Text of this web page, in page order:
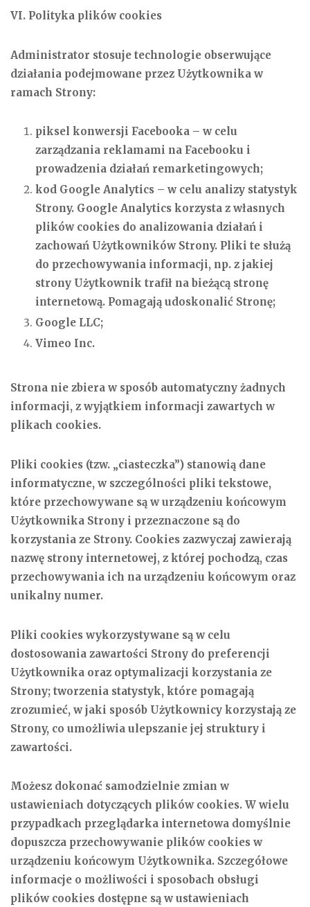
VI. Polityka plików cookies
Administrator stosuje technologie obserwujące
działania podejmowane przez Użytkownika w
ramach Strony:
piksel konwersji Facebooka – w celu
zarządzania reklamami na Facebooku i
prowadzenia działań remarketingowych;
kod Google Analytics – w celu analizy statystyk
Strony. Google Analytics korzysta z własnych
plików cookies do analizowania działań i
zachowań Użytkowników Strony. Pliki te służą
do przechowywania informacji, np. z jakiej
strony Użytkownik trafił na bieżącą stronę
internetową. Pomagają udoskonalić Stronę;
Google LLC;
Vimeo Inc.
Strona nie zbiera w sposób automatyczny żadnych
informacji, z wyjątkiem informacji zawartych w
plikach cookies.
Pliki cookies (tzw. „ciasteczka”) stanowią dane
informatyczne, w szczególności pliki tekstowe,
które przechowywane są w urządzeniu końcowym
Użytkownika Strony i przeznaczone są do
korzystania ze Strony. Cookies zazwyczaj zawierają
nazwę strony internetowej, z której pochodzą, czas
przechowywania ich na urządzeniu końcowym oraz
unikalny numer.
Pliki cookies wykorzystywane są w celu
dostosowania zawartości Strony do preferencji
Użytkownika oraz optymalizacji korzystania ze
Strony; tworzenia statystyk, które pomagają
zrozumieć, w jaki sposób Użytkownicy korzystają ze
Strony, co umożliwia ulepszanie jej struktury i
zawartości.
Możesz dokonać samodzielnie zmian w
ustawieniach dotyczących plików cookies. W wielu
przypadkach przeglądarka internetowa domyślnie
dopuszcza przechowywanie plików cookies w
urządzeniu końcowym Użytkownika. Szczegółowe
informacje o możliwości i sposobach obsługi
plików cookies dostępne są w ustawieniach